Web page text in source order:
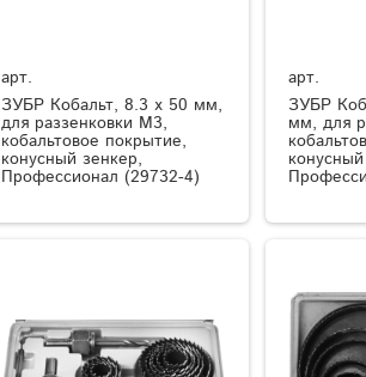
арт.
ЗУБР Кобальт, 8.3 x 50 мм,
для раззенковки М3,
кобальтовое покрытие,
конусный зенкер,
Профессионал (29732-4)
арт.
ЗУБР
мм, для